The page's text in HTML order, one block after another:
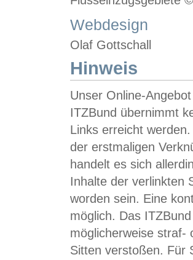
Webdesign
Olaf Gottschall
Hinweis
Unser Online-
ITZBund übernimmt
Links erreicht
der erstmaligen
handelt es sich
Inhalte der verlinkten
worden sein. Eine
möglich. Das
möglicherweise straf-
Sitten verstoßen. Für